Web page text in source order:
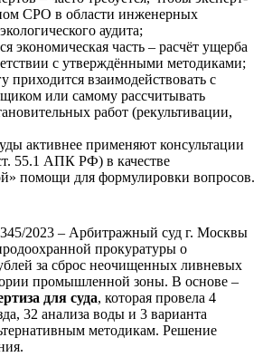
СРО в области инженерных
аудита;
экономическая часть – расчёт ущерба
с утверждёнными методиками;
приходится взаимодействовать с
или самому рассчитывать
работ (рекультивации,
активнее применяют консультации
55.1 АПК РФ) в качестве
помощи для формулировки вопросов.
2023 – Арбитражный суд г. Москвы
прокуратуры о
за сброс неочищенных ливневых
промышленной зоны. В основе –
для суда, которая провела 4
32 анализа воды и 3 варианта
методикам. Решение